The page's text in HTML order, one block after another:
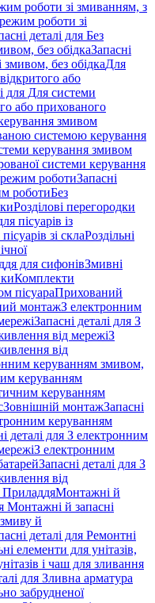
роботи зі змиванням, з
роботи зі
деталі для Без
без обідкаЗапасні
змивом, без обідкаДля
або
для Для системи
або прихованого
змивом
системою керування
керування змивом
системи керування
роботиЗапасні
роботиБез
Розділові перегородки
пісуарів із
зі склаРоздільні
для сифонівЗмивні
Комплекти
пісуараПрихований
монтажЗ електронним
Запасні деталі для З
від мережіЗ
від
керуванням змивом,
керуванням
керуванням
Зовнішній монтажЗапасні
керуванням
деталі для З електронним
З електронним
Запасні деталі для З
від
ПриладдяМонтажні й
Монтажні й запасні
й
деталі для Ремонтні
елементи для унітазів,
і чаш для зливання
для Зливна арматура
забрудненої